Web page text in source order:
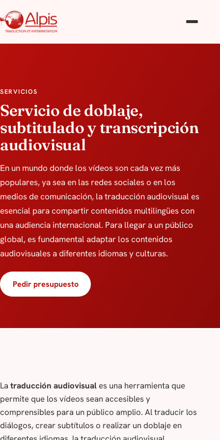
SERVICIOS
Servicio de doblaje,
subtitulado y transcripción
audiovisual
En un mundo donde los vídeos son cada vez más
populares, ya sea en las redes sociales o en los
medios de comunicación, la traducción audiovisual es
esencial para compartir contenidos multilingües con
una audiencia internacional. Para llegar a un público
global, es fundamental adaptar los contenidos
audiovisuales a diferentes idiomas y culturas.
Pedir presupuesto
La traducción audiovisuales una herramienta que
permite que los vídeos sean accesibles y
comprensibles para un público amplio. Al traducir los
diálogos, crear subtítulos o realizar un doblaje en